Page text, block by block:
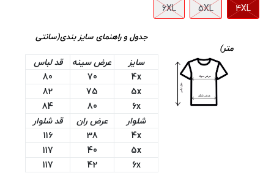
4XL
5XL
6XL
جدول و راهنمای سایز بندی(سانتی
متر)
سایز عرض سینه
قد لباس
4x
70
80
5x
75
82
6x
80
84
شلوار
عرض ران
قد شلوار
4x
38
116
5x
40
117
6x
42
117